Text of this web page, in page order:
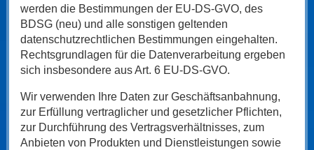
werden die Bestimmungen der EU‑DS-GVO, des
BDSG (neu) und alle sonstigen geltenden
datenschutzrechtlichen Bestimmungen eingehalten.
Rechtsgrundlagen für die Datenverarbeitung ergeben
sich insbesondere aus Art. 6 EU-DS-GVO.
Wir verwenden Ihre Daten zur Geschäftsanbahnung,
zur Erfüllung vertraglicher und gesetzlicher Pflichten,
zur Durchführung des Vertragsverhältnisses, zum
Anbieten von Produkten und Dienstleistungen sowie